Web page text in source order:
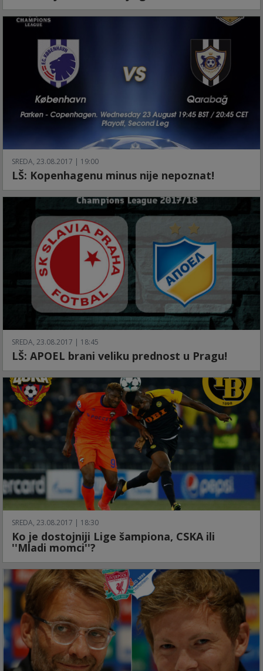
SREDA, 23.08.2017 | 19:00
LŠ: Kopenhagenu minus nije nepoznat!
SREDA, 23.08.2017 | 18:45
LŠ: APOEL brani veliku prednost u Pragu!
SREDA, 23.08.2017 | 18:30
Ko je dostojniji Lige šampiona, CSKA ili
''Mladi momci''?